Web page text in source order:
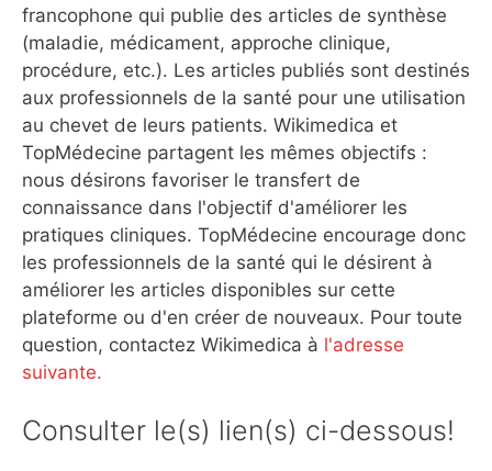
francophone qui publie des articles de synthèse
(maladie, médicament, approche clinique,
procédure, etc.). Les articles publiés sont destinés
aux professionnels de la santé pour une utilisation
au chevet de leurs patients. Wikimedica et
TopMédecine partagent les mêmes objectifs :
nous désirons favoriser le transfert de
connaissance dans l'objectif d'améliorer les
pratiques cliniques. TopMédecine encourage donc
les professionnels de la santé qui le désirent à
améliorer les articles disponibles sur cette
plateforme ou d'en créer de nouveaux. Pour toute
question, contactez Wikimedica à l'adresse
suivante.
Consulter le(s) lien(s) ci-dessous!